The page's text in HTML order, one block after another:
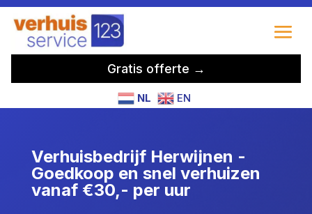
Gratis offerte →
NL EN
Verhuisbedrijf Herwijnen -
Goedkoop en snel verhuizen
vanaf €30,- per uur